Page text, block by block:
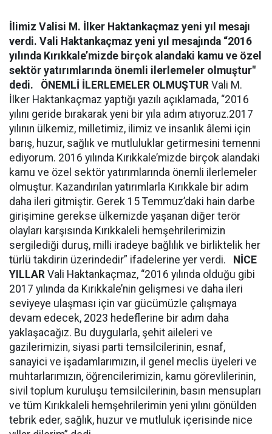
İlimiz Valisi M. İlker Haktankaçmaz yeni yıl mesajı
verdi. Vali Haktankaçmaz yeni yıl mesajında “2016
yılında Kırıkkale’mizde birçok alandaki kamu ve özel
sektör yatırımlarında önemli ilerlemeler olmuştur"
dedi.
ÖNEMLİ İLERLEMELER OLMUŞTUR Vali M.
İlker Haktankaçmaz yaptığı yazılı açıklamada, “2016
yılını geride bırakarak yeni bir yıla adım atıyoruz.2017
yılının ülkemiz, milletimiz, ilimiz ve insanlık âlemi için
barış, huzur, sağlık ve mutluluklar getirmesini temenni
ediyorum. 2016 yılında Kırıkkale’mizde birçok alandaki
kamu ve özel sektör yatırımlarında önemli ilerlemeler
olmuştur. Kazandırılan yatırımlarla Kırıkkale bir adım
daha ileri gitmiştir. Gerek 15 Temmuz’daki hain darbe
girişimine gerekse ülkemizde yaşanan diğer terör
olayları karşısında Kırıkkaleli hemşehrilerimizin
sergilediği duruş, milli iradeye bağlılık ve birliktelik her
türlü takdirin üzerindedir” ifadelerine yer verdi.
NİCE
YILLAR Vali Haktankaçmaz, “2016 yılında olduğu gibi
2017 yılında da Kırıkkale’nin gelişmesi ve daha ileri
seviyeye ulaşması için var gücümüzle çalışmaya
devam edecek, 2023 hedeflerine bir adım daha
yaklaşacağız. Bu duygularla, şehit aileleri ve
gazilerimizin, siyasi parti temsilcilerinin, esnaf,
sanayici ve işadamlarımızın, il genel meclis üyeleri ve
muhtarlarımızın, öğrencilerimizin, kamu görevlilerinin,
sivil toplum kuruluşu temsilcilerinin, basın mensupları
ve tüm Kırıkkaleli hemşehrilerimin yeni yılını gönülden
tebrik eder, sağlık, huzur ve mutluluk içerisinde nice